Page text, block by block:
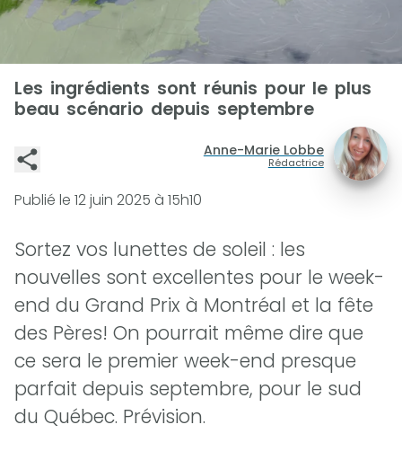
Les ingrédients sont réunis pour le plus
beau scénario depuis septembre
Anne-Marie Lobbe
Rédactrice
Publié le 12 juin 2025 à 15h10
Sortez vos lunettes de soleil : les
nouvelles sont excellentes pour le week-
end du Grand Prix à Montréal et la fête
des Pères! On pourrait même dire que
ce sera le premier week-end presque
parfait depuis septembre, pour le sud
du Québec. Prévision.